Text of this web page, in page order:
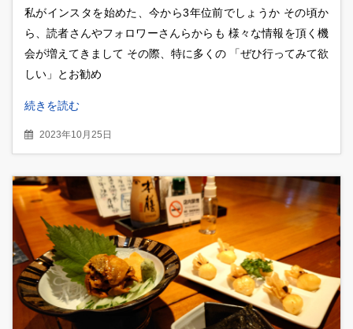
私がインスタを始めた、今から3年位前でしょうか その頃か
ら、読者さんやフォロワーさんらからも 様々な情報を頂く機
会が増えてきまして その際、特に多くの 「ぜひ行ってみて欲
しい」とお勧め
続きを読む
2023年10月25日